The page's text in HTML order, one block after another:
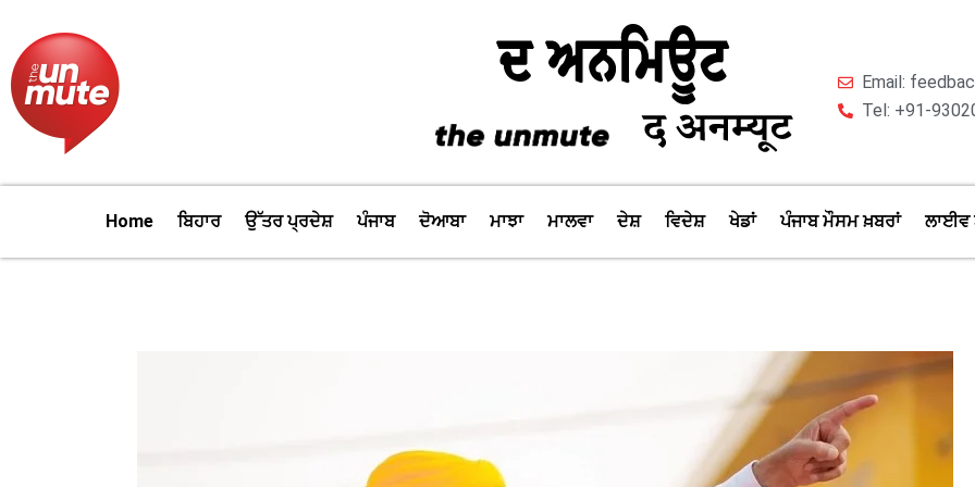
content
Email:
Tel: +91-
Home ਬਿਹਾਰ ਉੱਤਰ ਪ੍ਰਦੇਸ਼ ਪੰਜਾਬ ਦੋਆਬਾ ਮਾਝਾ ਮਾਲਵਾ ਦੇਸ਼ ਵਿਦੇਸ਼ ਖੇਡਾਂ ਪੰਜਾਬ ਮੌਸਮ ਖ਼ਬਰਾਂ ਲਾਈਵ